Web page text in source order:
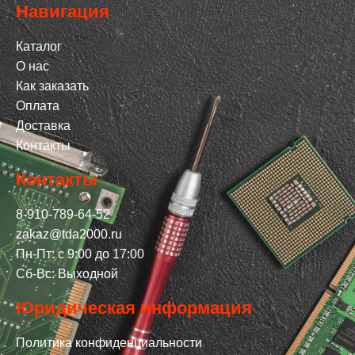
Навигация
Каталог
О нас
Как заказать
Оплата
Доставка
Контакты
Контакты
8-910-789-64-52
zakaz@tda2000.ru
Пн-Пт: с 9:00 до 17:00
Сб-Вс: Выходной
Юридическая информация
Политика конфиденциальности